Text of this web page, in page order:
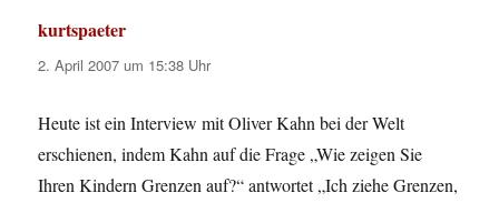
kurtspaeter
2. April 2007 um 15:38 Uhr
Heute ist ein Interview mit Oliver Kahn bei der Welt
erschienen, indem Kahn auf die Frage „Wie zeigen Sie
Ihren Kindern Grenzen auf?“ antwortet „Ich ziehe Grenzen,